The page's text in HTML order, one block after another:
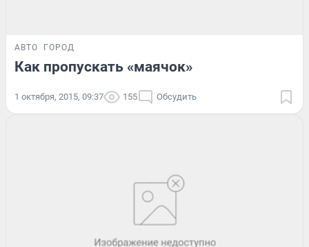
АВТО ГОРОД
Как пропускать «маячок»
1 октября, 2015, 09:37 155 Обсудить